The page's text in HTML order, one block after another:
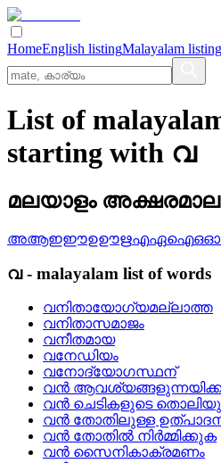
HomeEnglish listingMalayalam listing
List of
starting with വ
മലയാളം അക്ഷരമാല
അആഇഈഉഊഋഎഏഐഒഓ
വ- malayalam list of words
വനിതായോഗ്യമല്ലാത്ത
വനിതാസമാജം
വനീതമായ
വനേഡിയം
വനോദ്യോഗസ്ഥന്
വന്‍
വന്‍ ചെടികളുടെ
വന്‍ തോതിലുള്ള
വന്‍ തോതില്‍ നിര്‍മ്മിക്കുക
വന്‍ സൈനികാക്രമണം